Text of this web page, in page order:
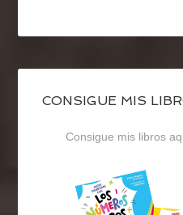
CONSIGUE MIS
Consigue mis libros